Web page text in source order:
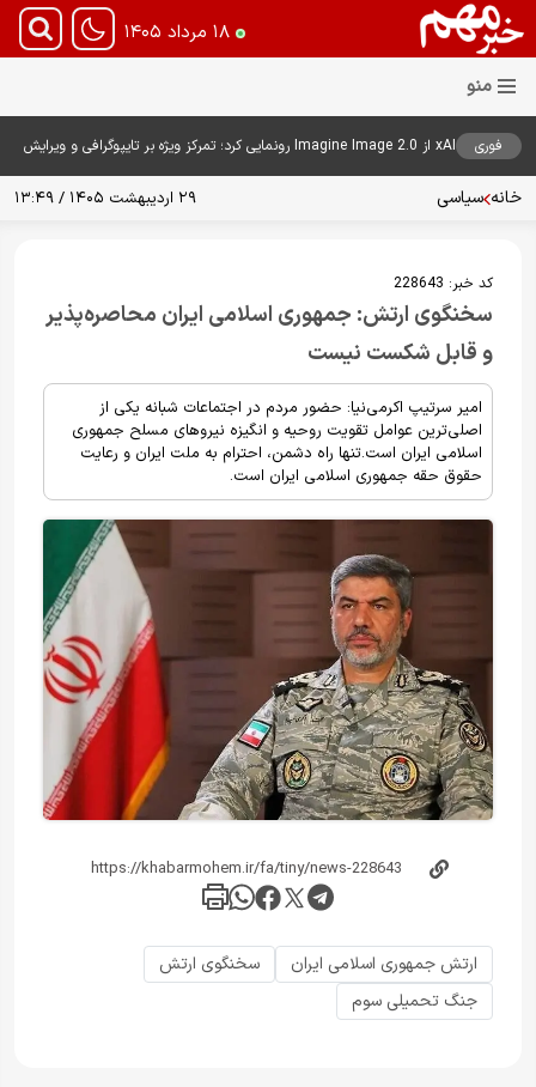
۱۸ مرداد ۱۴۰۵
فوری
xAI از Imagine Image 2.0 رونمایی کرد؛ تمرکز ویژه بر تایپوگرافی و ویرایش
خانه سیاسی ۲۹ اردیبهشت ۱۴۰۵ / ۱۳:۴۹
کد خبر: 228643
سخنگوی ارتش: جمهوری اسلامی ایران محاصره‌پذیر
و قابل شکست نیست
امیر سرتیپ اکرمی‌نیا: حضور مردم در اجتماعات شبانه یکی از
اصلی‌ترین عوامل تقویت روحیه و انگیزه نیروهای مسلح جمهوری
اسلامی ایران است.تنها راه دشمن، احترام به ملت ایران و رعایت
حقوق حقه جمهوری اسلامی ایران است.
ارتش جمهوری اسلامی ایران
سخنگوی ارتش
جنگ تحمیلی سوم